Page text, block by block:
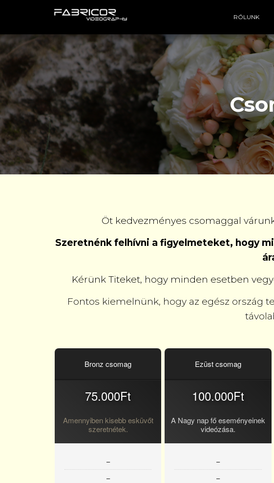
RÓLUNK
Öt kedvezményes csomaggal
Szeretnénk felhívni a figyelmeteket, hogy
Kérünk Titeket, hogy minden esetben
Fontos kiemelnünk, hogy az egész ország
Bronz csomag
75.000Ft
Amennyiben kisebb esküvőt
szeretnétek.
–
–
Ezüst csomag
100.000Ft
A Nagy nap fő eseményeinek
videózása.
–
–